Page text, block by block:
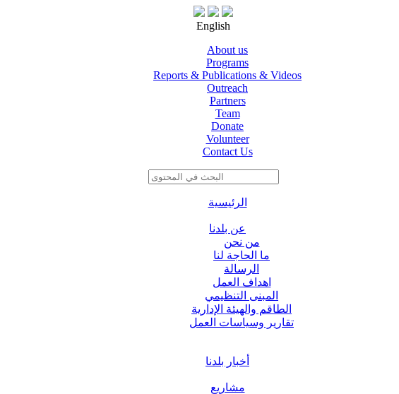
English
About us
Programs
Reports & Publications & Videos
Outreach
Partners
Team
Donate
Volunteer
Contact Us
الرئيسية
عن بلدنا
من نحن
ما الحاجة لنا
الرسالة
اهداف العمل
المبنى التنظيمي
الطاقم والهيئة الإدارية
تقارير وسياسات العمل
أخبار بلدنا
مشاريع